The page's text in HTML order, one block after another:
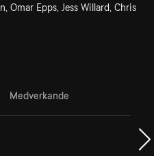
Omar Epps, Jess Willard, Chris
Medverkande